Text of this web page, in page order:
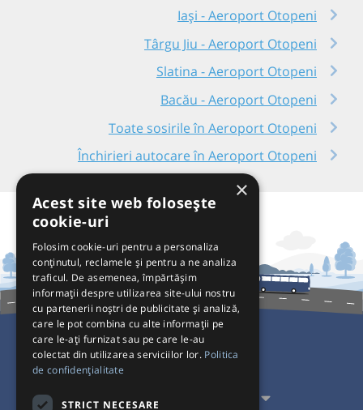
Iași - Aeroport Otopeni
Târgu Jiu - Aeroport Otopeni
Slatina - Aeroport Otopeni
Bacău - Aeroport Otopeni
Toate sosirile în Aeroport Otopeni
Închirieri autocare în Aeroport Otopeni
Pentru Călători
Pentru Transportatori
×
Acest site web folosește
cookie-uri
Folosim cookie-uri pentru a personaliza
conținutul, reclamele și pentru a ne analiza
traficul. De asemenea, împărtășim
informații despre utilizarea site-ului nostru
cu partenerii noștri de publicitate și analiză,
care le pot combina cu alte informații pe
care le-ați furnizat sau pe care le-au
colectat din utilizarea serviciilor lor. Politica
de confidențialitate
STRICT NECESARE